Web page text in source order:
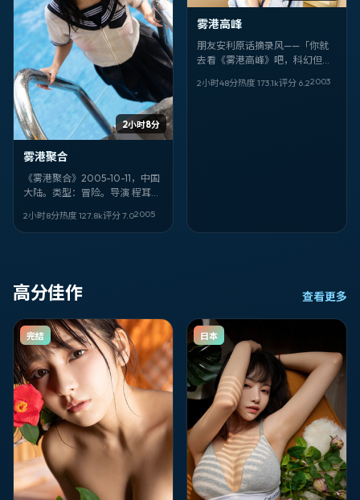
2小时8分
雾港聚合
《雾港聚合》2005-10-11，中国
大陆。类型：冒险。导演 程耳。
乐、生田斗真。剧情不剧透——
看完你会想重排自己的「信任名
2小时8分热度 127.8k评分7.02005
雾港高峰
朋友安利原话摘录风——「你就
去看《雾港高峰》吧，科幻但不
马赫沙拉·阿里那场对手戏我记到
2小时48分热度 173.1k评分 6.22003
高分佳作 查看更多
完结 日本